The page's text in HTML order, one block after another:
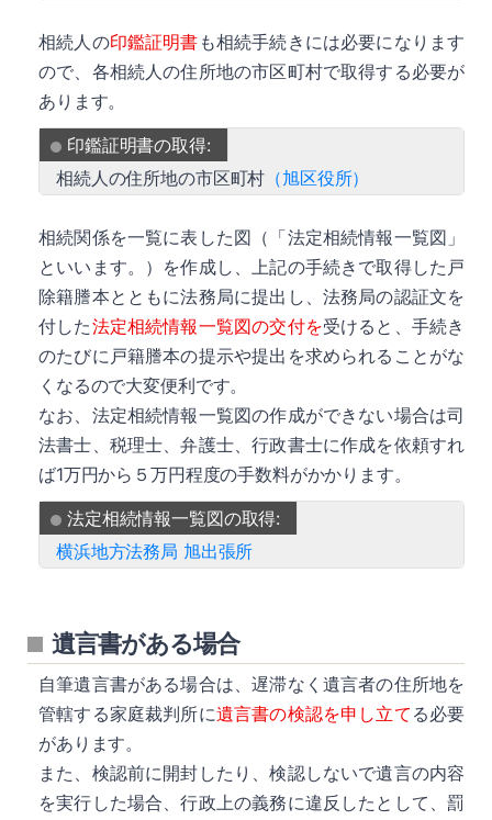
相続人の印鑑証明書 も相続手続きには必要になります
ので、各相続人の住所地の市区町村で取得する必要が
あります。
印鑑証明書の取得:
相続人の住所地の市区町村 （旭区役所）
相続関係を一覧に表した図（「法定相続情報一覧図」
といいます。）を作成し、上記の手続きで取得した戸
除籍謄本とともに法務局に提出し、法務局の認証文を
付した法定相続情報一覧図の交付を受けると、手続き
のたびに戸籍謄本の提示や提出を求められることがな
くなるので大変便利です。
なお、法定相続情報一覧図の作成ができない場合は司
法書士、税理士、弁護士、行政書士に作成を依頼すれ
ば1万円から５万円程度の手数料がかかります。
法定相続情報一覧図の取得:
横浜地方法務局 旭出張所
遺言書がある場合
自筆遺言書がある場合は、遅滞なく遺言者の住所地を
管轄する家庭裁判所に遺言書の検認を申し立て る必要
があります。
また、検認前に開封したり、検認しないで遺言の内容
を実行した場合、行政上の義務に違反したとして、罰